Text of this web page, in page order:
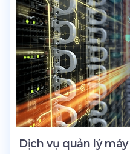
Dịch vụ quản lý